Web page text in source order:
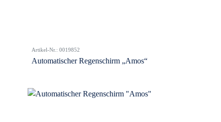
Artikel-Nr.: 0019852
Automatischer Regenschirm „Amos“